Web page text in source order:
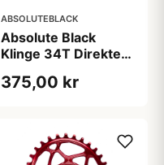
ABSOLUTEBLACK
Absolute Black
Klinge 34T Direkte
GXP/BB30/DUB Rød
375,00 kr